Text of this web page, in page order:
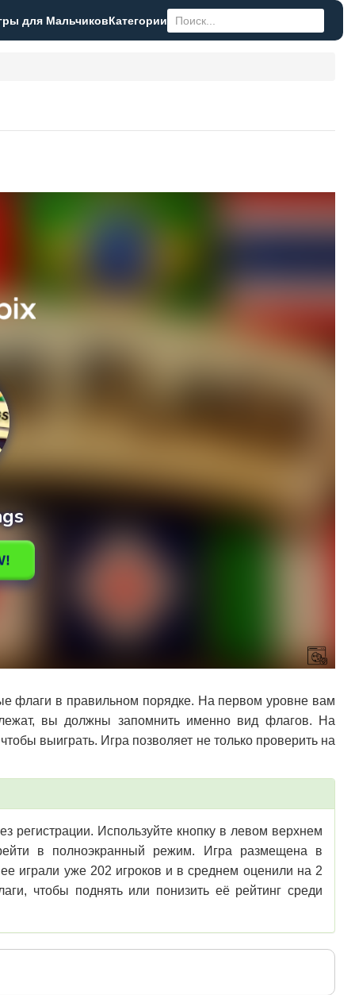
для МальчиковКатегории
флаги в правильном порядке. На первом уровне вам
вы должны запомнить именно вид флагов. На
выиграть. Игра позволяет не только проверить на
регистрации. Используйте кнопку в левом верхнем
в полноэкранный режим. Игра размещена в
играли уже 202 игроков и в среднем оценили на 2
чтобы поднять или понизить её рейтинг среди